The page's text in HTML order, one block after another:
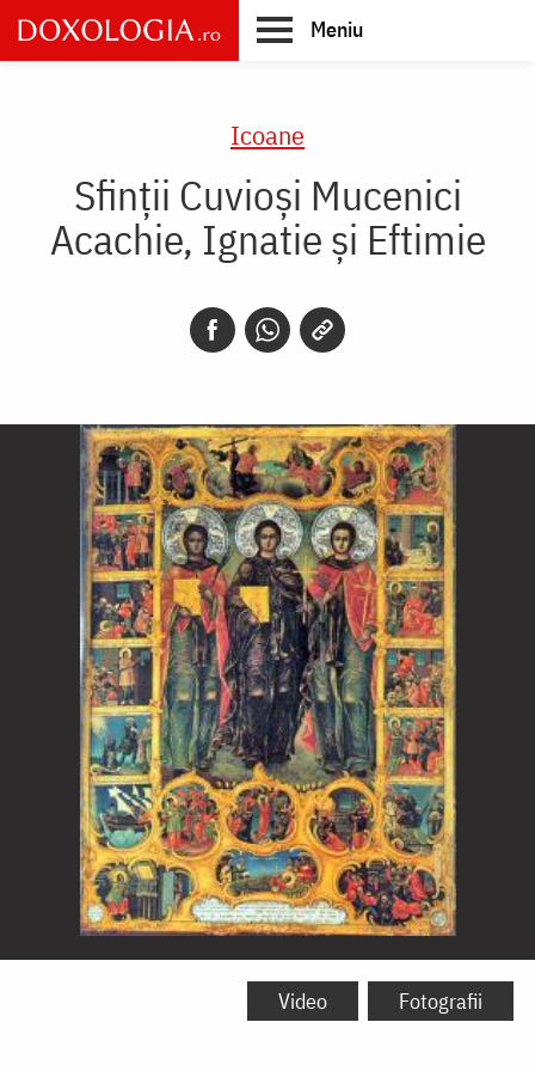
Skip
to
main
Meniu
Icoane
Sfinții Cuvioși Mucenici
Acachie, Ignatie și Eftimie
Cuvioșii
Video Fotografii